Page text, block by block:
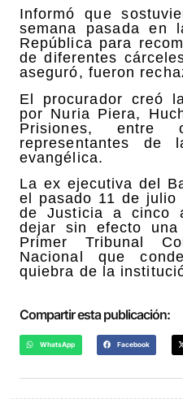
Informó que
semana pasada en
República para
de diferentes
aseguró, fueron
El procurador creó
por Nuria Piera,
Prisiones, entre
representantes de
evangélica.
La ex ejecutiva del
el pasado 11 de julio
de Justicia a cinco
dejar sin efecto una
Primer Tribunal
Nacional que
quiebra de la
Compartir esta publicación:
WhatsApp Facebook